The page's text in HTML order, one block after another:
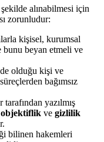
alınabilmesi için
zorunludur:
kişisel, kurumsal
bunu beyan etmeli ve
olduğu kişi ve
bağımsız
yazılmış
objektiflik ve gizlilik
bilinen hakemleri